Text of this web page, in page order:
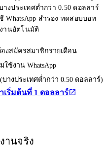
งประเทศต่ำกว่า 0.50 ดอลลาร์
WhatsApp สำรอง ทดสอบบอท
านอัตโนมัติ
งสมัครสมาชิกรายเดือน
ช้งาน WhatsApp
างประเทศต่ำกว่า 0.50 ดอลลาร์)
เริ่มต้นที่ 1 ดอลลาร์
านจริง